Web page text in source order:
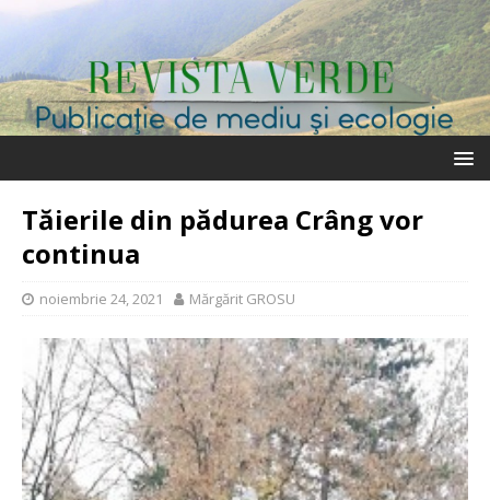
Tăierile din pădurea Crâng vor
continua
noiembrie 24, 2021 Mărgărit GROSU